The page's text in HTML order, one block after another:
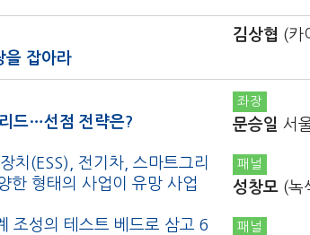
을 잡아라
김상협 (카
드…선점 전략은?
치(ESS), 전기차, 스마트그리
한 형태의 사업이 유망 사업
조성의 테스트 베드로 삼고 6
좌장
문승일 서
패널
성창모 (녹
패널